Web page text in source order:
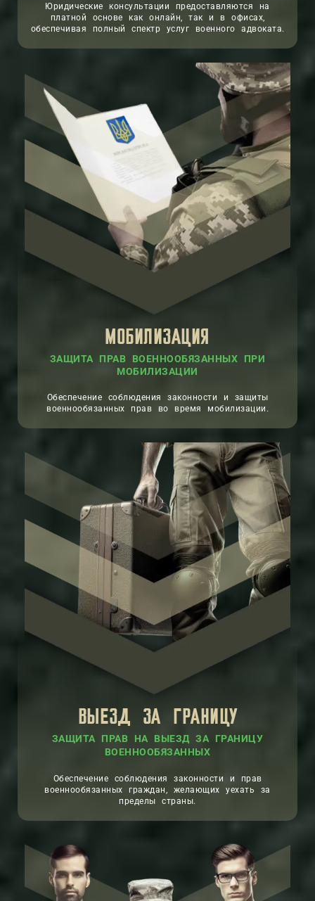
Юридические консультации предоставляются на
платной основе как онлайн, так и в офисах,
обеспечивая полный спектр услуг военного адвоката.
МОБИЛИЗАЦИЯ
ЗАЩИТА ПРАВ ВОЕННООБЯЗАННЫХ ПРИ
МОБИЛИЗАЦИИ
Обеспечение соблюдения законности и защиты
военнообязанных прав во время мобилизации.
ВЫЕЗД ЗА ГРАНИЦУ
ЗАЩИТА ПРАВ НА ВЫЕЗД ЗА ГРАНИЦУ
ВОЕННООБЯЗАННЫХ
Обеспечение соблюдения законности и прав
военнообязанных граждан, желающих уехать за
пределы страны.